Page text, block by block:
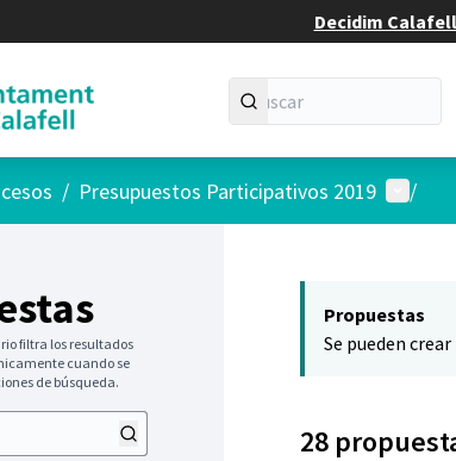
Decidim Calafell
/ Presupuestos Participativos 2019 Menú
/
filtra los resultados
cuando se
de búsqueda.
Propuestas
Se pueden
28